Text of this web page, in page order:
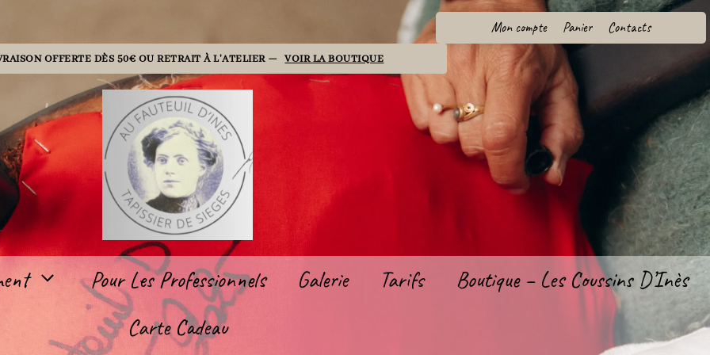
Mon compte Panier Contacts
OFFERTE DÈS 50€ OU RETRAIT À L'ATELIER — VOIR LA BOUTIQUE
Pour Les Professionnels Galerie Tarifs
Boutique – Les Coussins D’Inès
Carte Cadeau